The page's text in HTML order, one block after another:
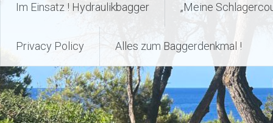
Im Einsatz ! Hydraulikbagger „Meine
Privacy Policy Alles zum Baggerdenkmal !